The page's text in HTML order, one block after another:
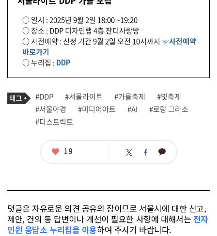
○ 일시 : 2025년 9월 2일 18:00 ~19:20
○ 장소 : DDP 디자인랩 4층 잔디사랑방
○ 사전예약 : 신청 기간 9월 2일 오전 10시까지 ☞사전예약
바로가기
○ 누리집 : DDP
기
사
관
련
태
태
그
#DDP #서울라이트 #가을축제
#빛축제
#서울야경
#미디어아트 #AI
#로랑 그라소
#디스트릭트
좋
19 트 페 카
댓글은 자유로운 의견 공유의 장이므로 서울시에 대한 신고,
제안, 건의 등 답변이나 개선이 필요한 사항에 대해서는 전자
민원 응답소 누리집을 이용하여 주시기 바랍니다.